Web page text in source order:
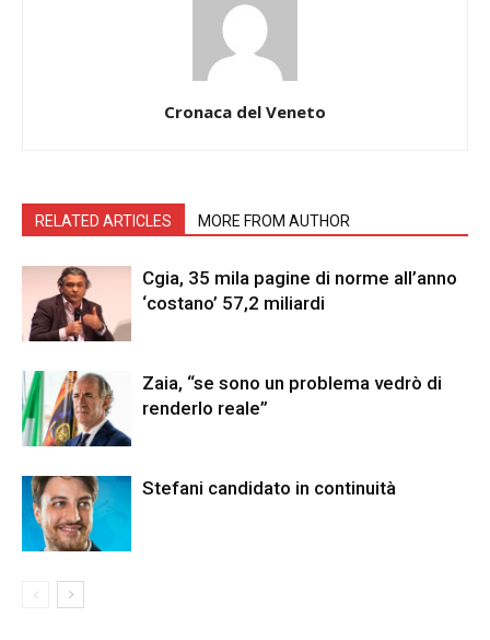
Cronaca del Veneto
RELATED ARTICLES MORE FROM AUTHOR
Cgia, 35 mila pagine di norme all’anno
‘costano’ 57,2 miliardi
Zaia, “se sono un problema vedrò di
renderlo reale”
Stefani candidato in continuità